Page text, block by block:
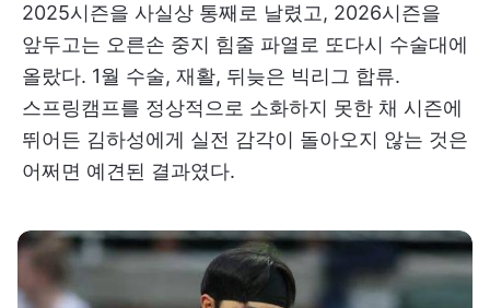
2025시즌을 사실상 통째로 날렸고, 2026시즌을
앞두고는 오른손 중지 힘줄 파열로 또다시 수술대에
올랐다. 1월 수술, 재활, 뒤늦은 빅리그 합류.
스프링캠프를 정상적으로 소화하지 못한 채 시즌에
뛰어든 김하성에게 실전 감각이 돌아오지 않는 것은
어쩌면 예견된 결과였다.